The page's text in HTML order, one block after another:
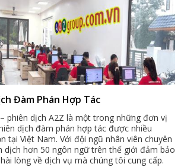
Đàm Phán Hợp Tác
phiên dịch A2Z là một trong những đơn vị
dịch đàm phán hợp tác được nhiều
tại Việt Nam. Với đội ngũ nhân viên chuyên
dịch hơn 50 ngôn ngữ trên thế giới đảm bảo
lòng về dịch vụ mà chúng tôi cung cấp.